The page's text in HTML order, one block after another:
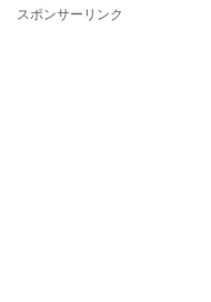
スポンサーリンク